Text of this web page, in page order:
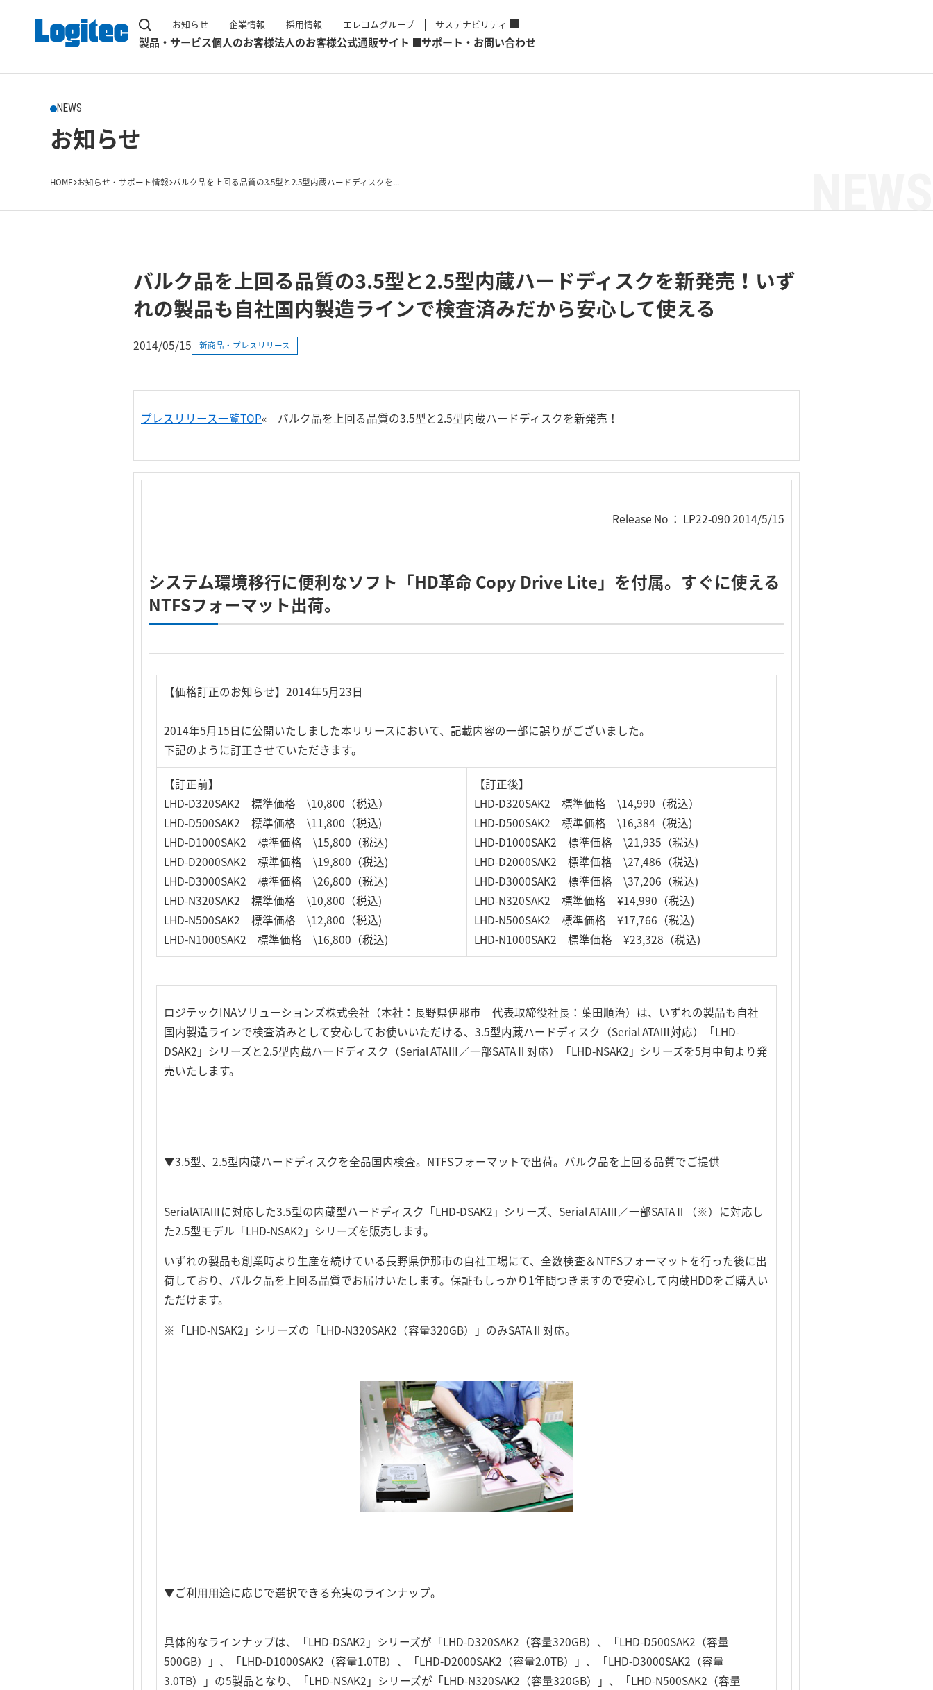
お知らせ 企業情報 採用情報 エレコムグループ サステナビリティ
製品・サービス個人のお客様法人のお客様公式通販サイト サポート・お問い合わせ
NEWS
お知らせ
HOME お知らせ・サポート情報 バルク品を上回る品質の3.5型と2.5型内蔵ハードディスクを...
バルク品を上回る品質の3.5型と2.5型内蔵ハードディスクを新発売！いず
れの製品も自社国内製造ラインで検査済みだから安心して使える
2014/05/15 新商品・プレスリリース
プレスリリース一覧TOP« バルク品を上回る品質の3.5型と2.5型内蔵ハードディスクを新発売！
Release No ： LP22-090 2014/5/15
システム環境移行に便利なソフト「HD革命 Copy Drive Lite」を付属。すぐに使える
NTFSフォーマット出荷。
【価格訂正のお知らせ】2014年5月23日
2014年5月15日に公開いたしました本リリースにおいて、記載内容の一部に誤りがございました。
下記のように訂正させていただきます。
【訂正前】
LHD-D320SAK2 標準価格 \10,800（税込）
LHD-D500SAK2 標準価格 \11,800（税込)
LHD-D1000SAK2 標準価格 \15,800（税込)
LHD-D2000SAK2 標準価格 \19,800（税込)
LHD-D3000SAK2 標準価格 \26,800（税込)
LHD-N320SAK2 標準価格 \10,800（税込)
LHD-N500SAK2 標準価格 \12,800（税込)
LHD-N1000SAK2 標準価格 \16,800（税込)
【訂正後】
LHD-D320SAK2 標準価格 \14,990（税込）
LHD-D500SAK2 標準価格 \16,384（税込)
LHD-D1000SAK2 標準価格 \21,935（税込)
LHD-D2000SAK2 標準価格 \27,486（税込)
LHD-D3000SAK2 標準価格 \37,206（税込)
LHD-N320SAK2 標準価格 ¥14,990（税込)
LHD-N500SAK2 標準価格 ¥17,766（税込)
LHD-N1000SAK2 標準価格 ¥23,328（税込)
ロジテックINAソリューションズ株式会社（本社：長野県伊那市 代表取締役社長：葉田順治）は、いずれの製品も自社
国内製造ラインで検査済みとして安心してお使いいただける、3.5型内蔵ハードディスク（Serial ATAⅢ対応）「LHD-
DSAK2」シリーズと2.5型内蔵ハードディスク（Serial ATAⅢ／一部SATAⅡ対応）「LHD-NSAK2」シリーズを5月中旬より発
売いたします。
▼3.5型、2.5型内蔵ハードディスクを全品国内検査。NTFSフォーマットで出荷。バルク品を上回る品質でご提供
SerialATAⅢに対応した3.5型の内蔵型ハードディスク「LHD-DSAK2」シリーズ、Serial ATAⅢ／一部SATAⅡ（※）に対応し
た2.5型モデル「LHD-NSAK2」シリーズを販売します。
いずれの製品も創業時より生産を続けている長野県伊那市の自社工場にて、全数検査＆NTFSフォーマットを行った後に出
荷しており、バルク品を上回る品質でお届けいたします。保証もしっかり1年間つきますので安心して内蔵HDDをご購入い
ただけます。
※「LHD-NSAK2」シリーズの「LHD-N320SAK2（容量320GB）」のみSATAⅡ対応。
▼ご利用用途に応じで選択できる充実のラインナップ。
具体的なラインナップは、「LHD-DSAK2」シリーズが「LHD-D320SAK2（容量320GB）、「LHD-D500SAK2（容量
500GB）」、「LHD-D1000SAK2（容量1.0TB）、「LHD-D2000SAK2（容量2.0TB）」、「LHD-D3000SAK2（容量
3.0TB）」の5製品となり、「LHD-NSAK2」シリーズが「LHD-N320SAK2（容量320GB）」、「LHD-N500SAK2（容量